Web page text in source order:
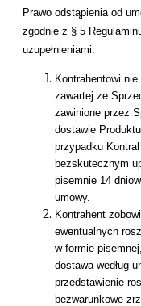
Prawo odstąpienia od
zgodnie z § 5
uzupełnieniami:
Kontrahentowi
zawartej ze
zawinione przez
dostawie
przypadku
bezskutecznym
pisemnie 14
umowy.
Kontrahent
ewentualnych
w formie
dostawa według
przedstawienie
bezwarunkowe